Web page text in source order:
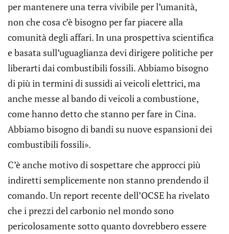
per mantenere una terra vivibile per l’umanità,
non che cosa c’è bisogno per far piacere alla
comunità degli affari. In una prospettiva scientifica
e basata sull’uguaglianza devi dirigere politiche per
liberarti dai combustibili fossili. Abbiamo bisogno
di più in termini di sussidi ai veicoli elettrici, ma
anche messe al bando di veicoli a combustione,
come hanno detto che stanno per fare in Cina.
Abbiamo bisogno di bandi su nuove espansioni dei
combustibili fossili».
C’è anche motivo di sospettare che approcci più
indiretti semplicemente non stanno prendendo il
comando. Un report recente dell’OCSE ha rivelato
che i prezzi del carbonio nel mondo sono
pericolosamente sotto quanto dovrebbero essere